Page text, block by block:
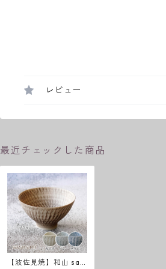
レビュー
最近チェックした商品
【波佐見焼】和山 saz